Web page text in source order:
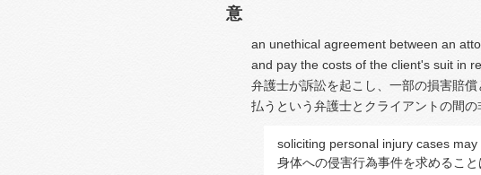
意
an unethical agreement between an
and pay the costs of the client's suit in
弁護士が訴訟を起こし、一部の損害賠
払うという弁護士とクライアントの間の
soliciting personal injury cases may
身体への侵害行為事件を求めるこ